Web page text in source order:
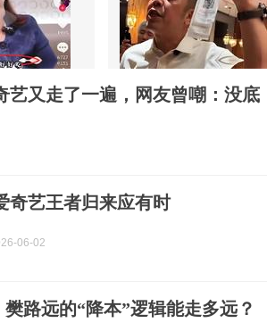
艺又走了一遍，网友曾嘲：没底
奇艺王者归来应有时
06-02
路远的“降本”逻辑能走多远？